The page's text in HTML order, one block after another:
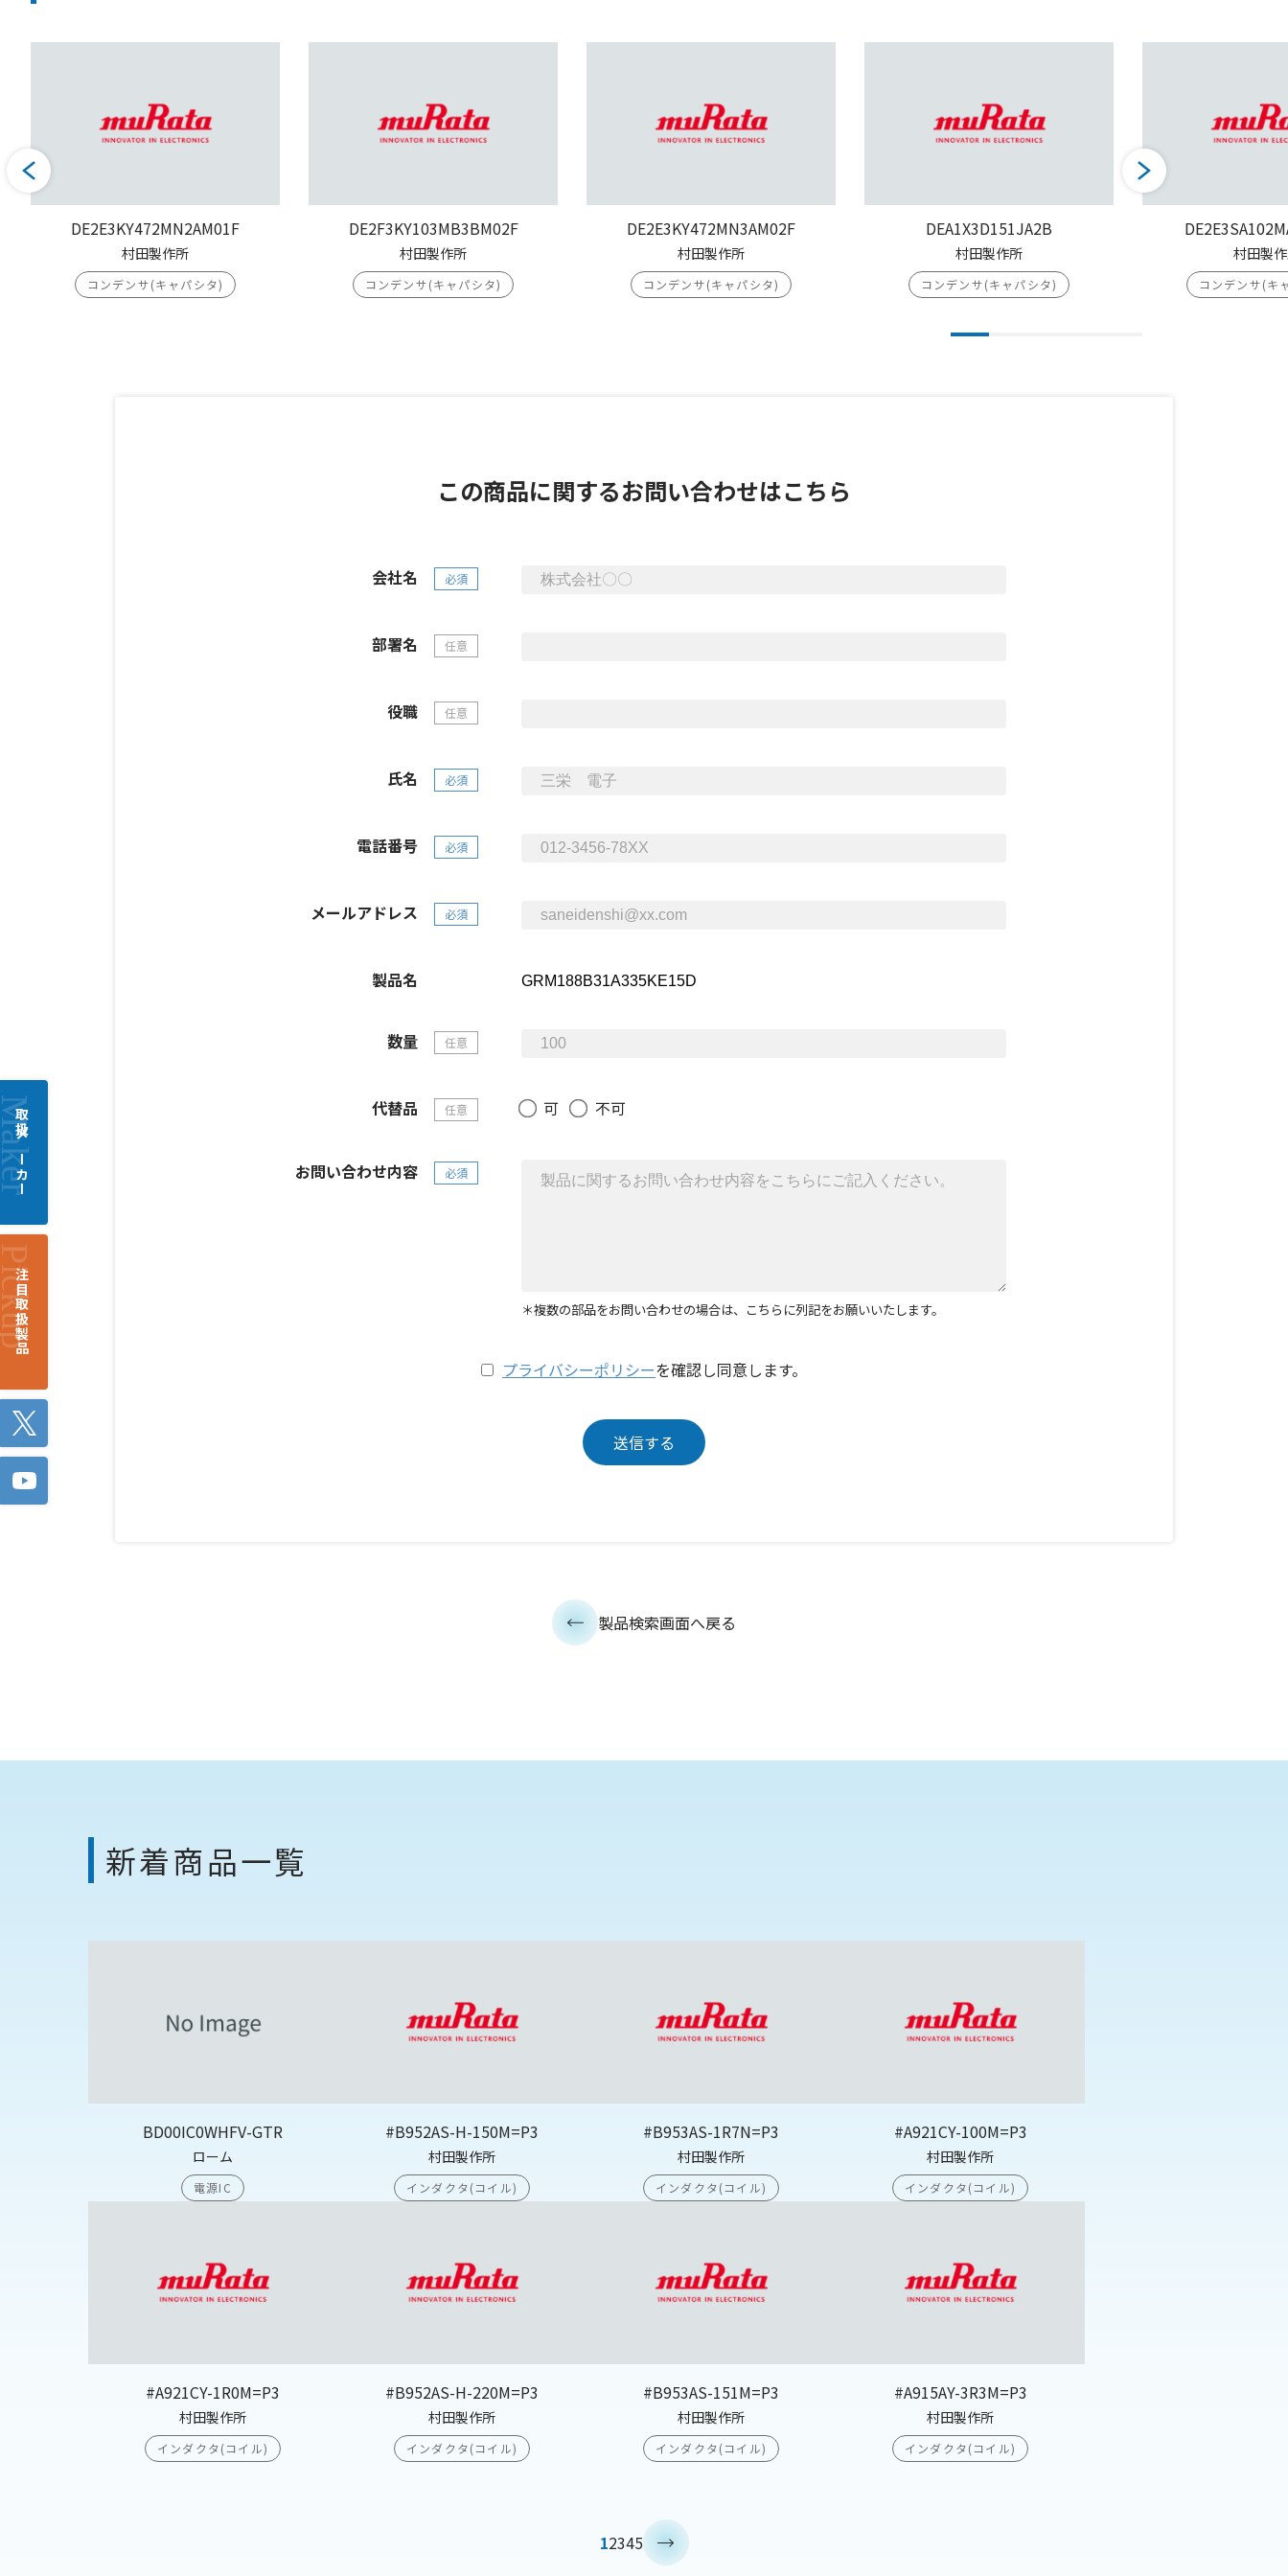
DE2E3KY472MN2AM01F
村田製作所
コンデンサ(キャパシタ)
DE2F3KY103MB3BM02F
村田製作所
コンデンサ(キャパシタ)
DE2E3KY472MN3AM02F
村田製作所
コンデンサ(キャパシタ)
DEA1X3D151JA2B
村田製作所
コンデンサ(キャパシタ)
村田製
コンデンサ(キ
この商品に関するお問い合わせはこちら
会社名 必須
部署名 任意
役職 任意
氏名 必須
電話番号 必須
メールアドレス 必須
製品名
数量 任意
代替品 任意 可 不可
お問い合わせ内容 必須
＊複数の部品をお問い合わせの場合は、こちらに列記をお願いいたします。
プライバシーポリシーを確認し同意します。
製品検索画面へ戻る
新着商品一覧
BD00IC0WHFV-GTR
ローム
電源IC
#B952AS-H-150M=P3
村田製作所
インダクタ(コイル)
#B953AS-1R7N=P3
村田製作所
インダクタ(コイル)
#A921CY-100M=P3
村田製作所
インダクタ(コイル)
#A921CY-1R0M=P3
村田製作所
インダクタ(コイル)
#B952AS-H-220M=P3
村田製作所
インダクタ(コイル)
#B953AS-151M=P3
村田製作所
インダクタ(コイル)
#A915AY-3R3M=P3
村田製作所
インダクタ(コイル)
12345
取扱メーカー
注目取扱製品